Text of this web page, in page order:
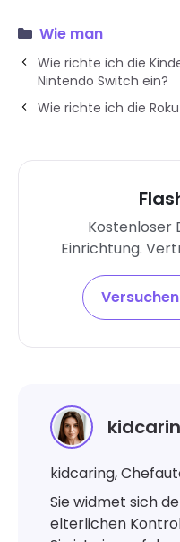
Wie man
Wie richte ich die
Nintendo Switch ein?
Wie richte ich die
Kostenloser
Einrichtung.
kidcaring,
Sie widmet sich
elterlichen